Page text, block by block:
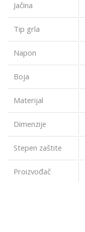
Jačina
Tip grla
Napon
Boja
Materijal
Dimenzije
Stepen zaštite
Proizvođač